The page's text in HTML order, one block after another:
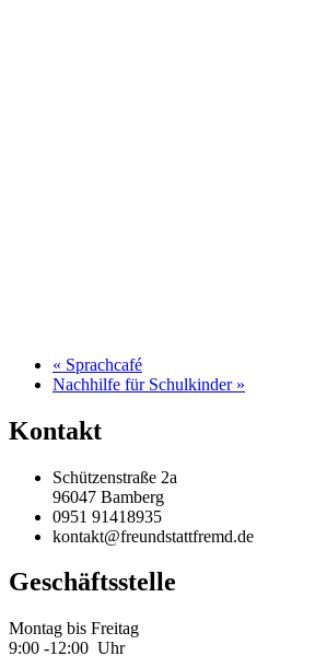
« Sprachcafé
Nachhilfe für Schulkinder »
Kontakt
Schützenstraße 2a
96047 Bamberg
0951 91418935
kontakt@freundstattfremd.de
Geschäftsstelle
Montag bis Freitag
9:00 -12:00 Uhr